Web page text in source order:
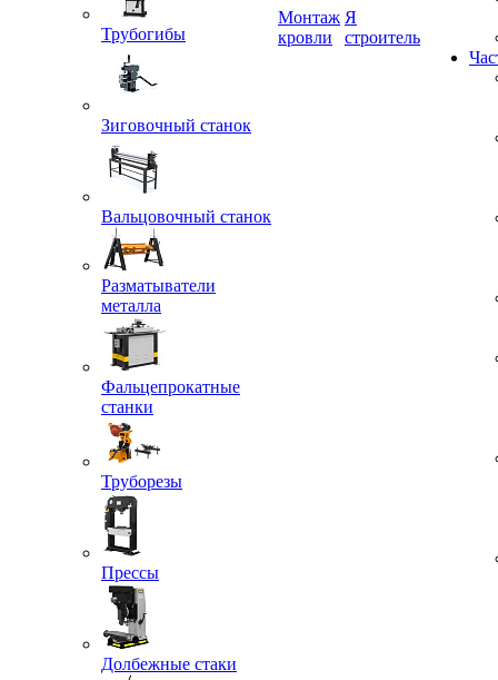
Трубогибы
Зиговочный станок
Вальцовочный станок
Разматыватели
металла
Фальцепрокатные
станки
Труборезы
Прессы
Долбежные стаки
Монтаж
кровли
Я
строитель